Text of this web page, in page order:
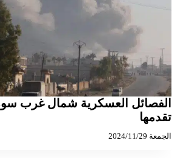
الفصائل العسكرية شمال غرب
تقدمها
الجمعة 2024/11/29